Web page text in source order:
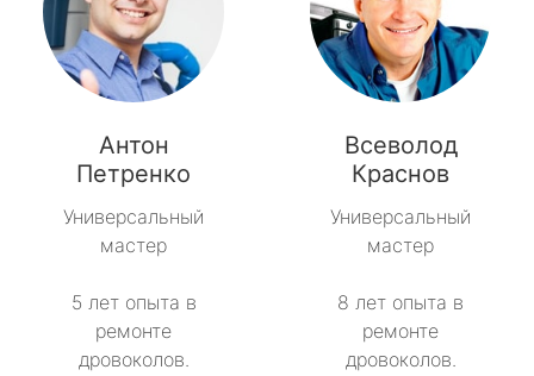
Антон
Петренко
Универсальный
мастер
5 лет опыта в
ремонте
дровоколов.
Всеволод
Краснов
Универсальный
мастер
8 лет опыта в
ремонте
дровоколов.